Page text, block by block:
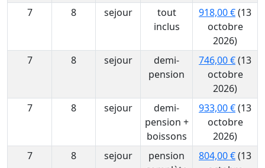
7
8 sejour
tout
inclus
918,00 €(13
octobre
2026)
7
8 sejour
demi-
pension
746,00 €(13
octobre
2026)
7
8 sejour
demi-
pension +
boissons
933,00 €(13
octobre
2026)
7
8 sejour
pension
804,00 €(13